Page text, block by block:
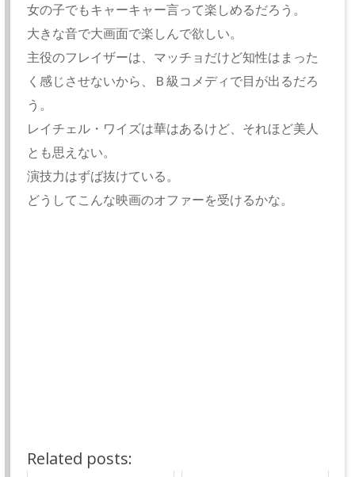
女の子でもキャーキャー言って楽しめるだろう。
大きな音で大画面で楽しんで欲しい。
主役のフレイザーは、マッチョだけど知性はまった
く感じさせないから、Ｂ級コメディで目が出るだろ
う。
レイチェル・ワイズは華はあるけど、それほど美人
とも思えない。
演技力はずば抜けている。
どうしてこんな映画のオファーを受けるかな。
Related posts: